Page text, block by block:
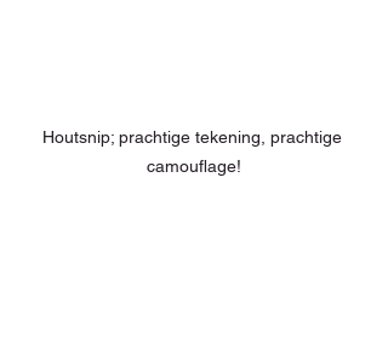
Houtsnip; prachtige tekening, prachtige
camouflage!